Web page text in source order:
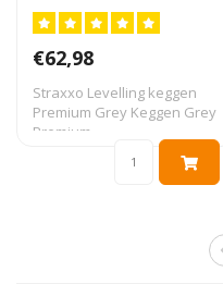
stuks
€62,98
Straxxo Levelling keggen
Premium Grey Keggen Grey
Premium ..